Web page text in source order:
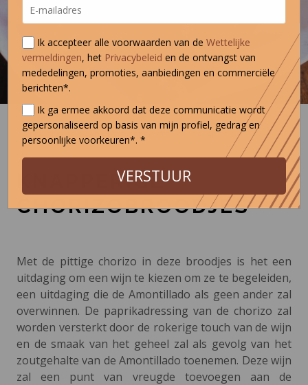
< KEER TERUG NAAR VOORGERECHTEN EN SALADES
KNAPPERIGE
CHORIZOBROODJES
Met de pittige chorizo in deze broodjes is het een
uitdaging om een wijn te kiezen om ze te begeleiden,
een uitdaging die de Amontillado als geen ander zal
overwinnen. De paprikadressing van de chorizo zal
worden versterkt door de rokerige touch van de wijn
en de smaak van het geheel zal als gevolg van het
zoutgehalte van de Amontillado toenemen. Deze wijn
zal een punt van vreugde toevoegen aan de
Ik accepteer alle voorwaarden van deWettelijke
vermeldingen, het Privacybeleid en de ontvangst van
mededelingen, promoties, aanbiedingen en commerciële
berichten*.
Ik ga ermee akkoord dat deze communicatie wordt
gepersonaliseerd op basis van mijn profiel, gedrag en
persoonlijke voorkeuren*. *
VERSTUUR